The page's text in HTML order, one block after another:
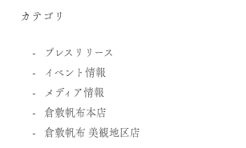
カテゴリ
プレスリリース
イベント情報
メディア情報
倉敷帆布本店
倉敷帆布 美観地区店